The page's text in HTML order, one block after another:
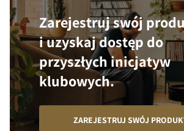
Zarejestruj swój
i uzyskaj dostęp do
przyszłych inicjatyw
klubowych.
ZAREJESTRUJ SWÓJ